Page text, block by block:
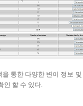
을 통한 다양한 변이 정보
인 할 수 있다.